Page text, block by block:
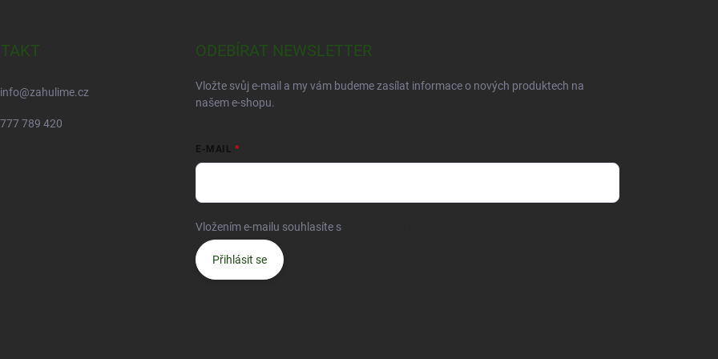
info@zahulime.cz
777 789 420
ODEBÍRAT NEWSLETTER
Vložte svůj e-mail a my vám budeme zasílat informace o nových produktech na
našem e-shopu.
E-MAIL
Vložením e-mailu souhlasíte s
Přihlásit se